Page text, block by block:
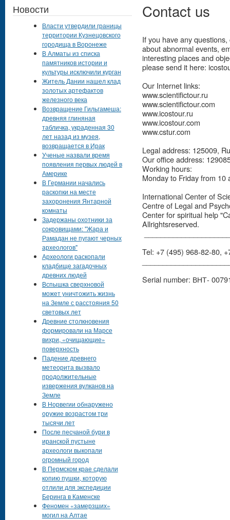
Contact us
If you have any
about abnormal events,
interesting places and
please send it here:
Our Internet links:
www.scientifictour.ru
www.scientifictour.com
www.icostour.ru
www.icostour.com
www.cstur.com
Legal address: 125009,
Our office address:
Working hours:
Monday to Friday from
International Center of
Centre of Legal and
Center for spiritual help
Allrightsreserved.
Tel: +7 (495) 968-82-80,
Serial number: ВНТ-
Новости
Власти утвердили границы
территории Кузнецовского
городища в Воронеже
В Алматы из списка
памятников истории и
культуры исключили курган
Житель Дании нашел клад
золотых артефактов
железного века
Возвращение Гильгамеша:
древняя глиняная
табличка, украденная 30
лет назад из музея,
возвращается в Ирак
Ученые назвали время
появления первых людей в
Америке
В Германии начались
раскопки на месте
захоронения Янтарной
комнаты
Задержаны охотники за
сокровищами: "Жара и
Рамадан не пугают черных
археологов"
Археологи раскопали
кладбище загадочных
древних людей
Вспышка сверхновой
может уничтожить жизнь
на Земле с расстояния 50
световых лет
Древние столкновения
формировали на Марсе
вихри, «очищающие»
поверхность
Падение древнего
метеорита вызвало
продолжительные
извержения вулканов на
Земле
В Норвегии обнаружено
оружие возрастом три
тысячи лет
После песчаной бури в
иранской пустыне
археологи выкопали
огромный город
В Пермском крае сделали
копию пушки, которую
отлили для экспедиции
Беринга в Каменске
Феномен «замерзших»
могил на Алтае